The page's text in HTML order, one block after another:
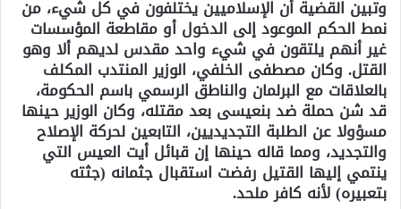
وتبين القضية أن الإسلاميين يختلفون في كل شيء، من
نمط الحكم الموعود إلى الدخول أو مقاطعة المؤسسات
غير أنهم يلتقون في شيء واحد مقدس لديهم ألا وهو
القتل. وكان مصطفى الخلفي، الوزير المنتدب المكلف
بالعلاقات مع البرلمان والناطق الرسمي باسم الحكومة،
قد شن حملة ضد بنعيسى بعد مقتله، وكان الوزير حينها
مسؤولا عن الطلبة التجديديين، التابعين لحركة الإصلاح
والتجديد، ومما قاله حينها إن قبائل أيت العيس التي
ينتمي إليها القتيل رفضت استقبال جثمانه (جثته
بتعبيره) لأنه كافر ملحد.